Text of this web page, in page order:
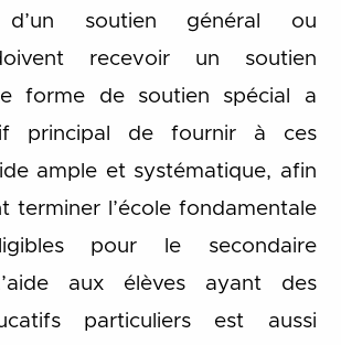
d’un soutien général ou
recevoir un soutien
forme de soutien spécial a
principal de fournir à ces
ample et systématique, afin
terminer l’école fondamentale
pour le secondaire
aux élèves ayant des
particuliers est aussi